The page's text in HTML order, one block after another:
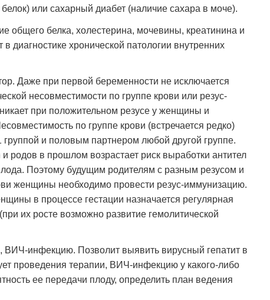
или сахарный диабет (наличие сахара в моче).
общего белка, холестерина, мочевины, креатинина и
в диагностике хронической патологии внутренних
Даже при первой беременности не исключается
несовместимости по группе крови или резус-
при положительном резусе у женщины и
по группе крови (встречается редко)
и половым партнером любой другой группе.
родов в прошлом возрастает риск выработки антител
Поэтому будущим родителям с разным резусом и
женщины необходимо провести резус-иммунизацию.
в процессе гестации назначается регулярная
их росте возможно развитие гемолитической
ВИЧ-инфекцию. Позволит выявить вирусный гепатит в
проведения терапии, ВИЧ-инфекцию у какого-либо
ее передачи плоду, определить план ведения